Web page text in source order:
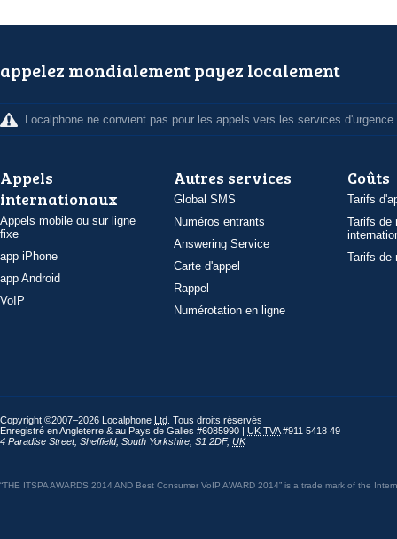
appelez mondialement payez localement
Localphone ne convient pas pour les appels vers les services d'urgence
Appels
internationaux
Appels mobile ou sur ligne
fixe
app iPhone
app Android
VoIP
Autres services
Global SMS
Numéros entrants
Answering Service
Carte d'appel
Rappel
Numérotation en ligne
Coûts
Tarifs
Tarifs de
Tarifs de
Copyright ©2007–2026 Localphone Ltd . Tous droits réservés
Enregistré en Angleterre & au Pays de Galles #6085990 | UK TVA#911 5418 49
4 Paradise Street, Sheffield, South Yorkshire S1 2DF, UK
“THE ITSPA AWARDS 2014 AND Best Consumer VoIP AWARD 2014” is a trade mark of the